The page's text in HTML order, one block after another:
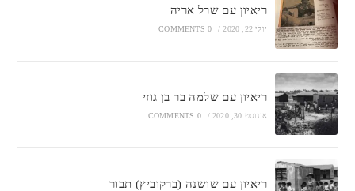
ריאיון עם שרל אריה
יולי 22, 2020 /
0 COMMENTS
ריאיון עם שלמה בר בן גוזי
אוגוסט 30, 2020 /
0 COMMENTS
ריאיון עם שושנה (ברקוביץ) תבור